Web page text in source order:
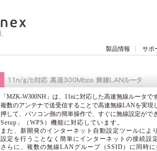
製品情報 サポ
「MZK-W300NH」は、11nに対応した高速無線ルータで
複数のアンテナで送受信することで高速無線LANを実現
押して、パソコン側の簡単操作で、すぐに無線設定がで
Setup」（WPS）機能に対応しています。
また、新開発のインターネット自動設定ツールによ
設定を行うことなく簡単にインターネットの接続設
さらに、複数の無線LANグループ（SSID）に同時